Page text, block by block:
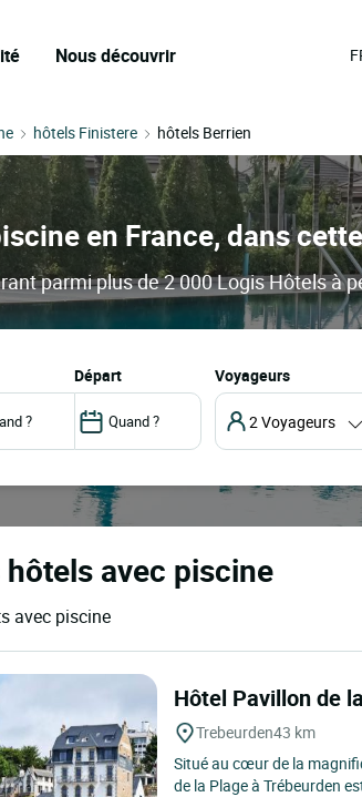
Nous découvrir
hôtels Finistere hôtels Berrien
en France, dans
parmi plus de 2 000 Logis Hôtels à
départ Voyageurs
2 Voyageurs
avec piscine
avec piscine
Hôtel Pavillon de
Trebeurden43 km
Situé au cœur de la
de la Plage à Trébeurden